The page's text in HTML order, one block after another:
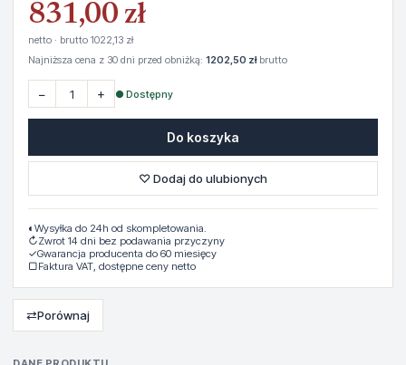
831,00 zł
netto · brutto 1022,13 zł
Najniższa cena z 30 dni przed obniżką: 1202,50 złbrutto
− + ● Dostępny
Do koszyka
♡ Dodaj do ulubionych
◐ Wysyłka do 24h od skompletowania.
↻Zwrot 14 dni bez podawania przyczyny
✓Gwarancja producenta do 60 miesięcy
▢Faktura VAT, dostępne ceny netto
⇄Porównaj